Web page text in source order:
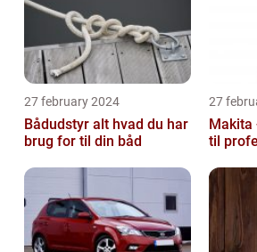
27 february 2024
Bådudstyr alt hvad du har
brug for til din båd
27
til